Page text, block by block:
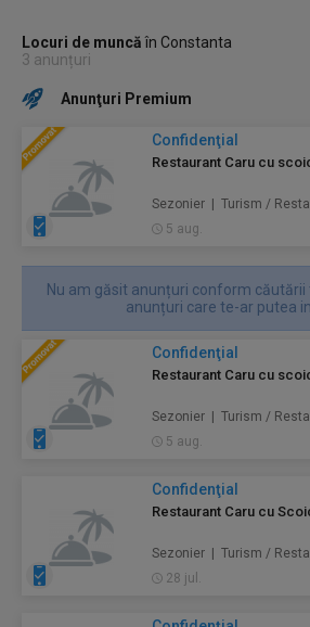
Locuri de muncăîn Constanta
3 anunțuri
Anunţuri Premium
Confidenţial
Restaurant Caru cu
Sezonier | Turism /
5 aug.
Nu am găsit anunțuri conform căutării
anunțuri care te-ar putea
Confidenţial
Restaurant Caru cu
Sezonier | Turism /
5 aug.
Confidenţial
Restaurant Caru cu
Sezonier | Turism /
28 jul.